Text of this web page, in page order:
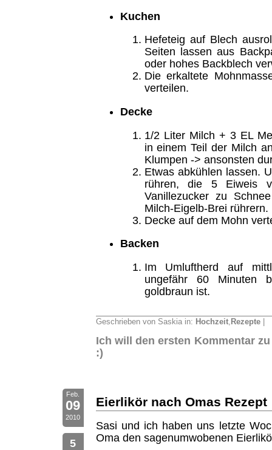
Kuchen
Hefeteig auf Blech
Seiten lassen aus
oder hohes Backblech
Die erkaltete
verteilen.
Decke
1/2 Liter Milch + 3 EL
in einem Teil der Milch
Klumpen -> ansonsten
Etwas abkühlen lassen.
rühren, die 5 Eiweis
Vanillezucker zu
Milch-Eigelb-Brei rührern.
Decke auf dem Mohn
Backen
Im Umluftherd auf
ungefähr 60 Minuten
goldbraun ist.
Geschrieben von Saskia in: Hochzeit, Rezepte|
Ich will den ersten Kommentar
:)
Feb.
09
2010
5
Eierlikör nach Omas Rezept
Sasi und ich haben uns letzte
Oma den sagenumwobenen